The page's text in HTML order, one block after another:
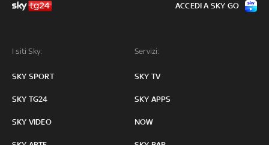
I siti Sky:
SKY SPORT
SKY TG24
SKY VIDEO
Servizi:
SKY TV
SKY APPS
NOW
ACCEDI A SKY GO